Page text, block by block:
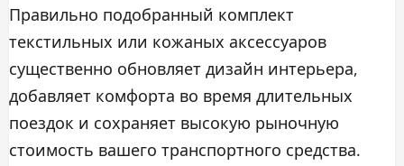
Правильно подобранный комплект
текстильных или кожаных аксессуаров
существенно обновляет дизайн интерьера,
добавляет комфорта во время длительных
поездок и сохраняет высокую рыночную
стоимость вашего транспортного средства.